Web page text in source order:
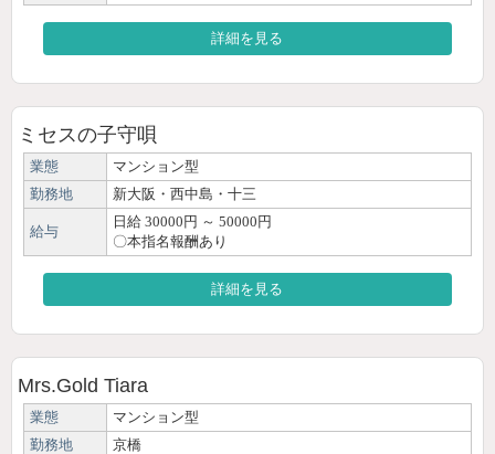
詳細を見る
ミセスの子守唄
業態
マンション型
勤務地
新大阪・西中島・十三
給与
日給 30000円 ～ 50000円
〇本指名報酬あり
詳細を見る
Mrs.Gold Tiara
業態
マンション型
勤務地
京橋